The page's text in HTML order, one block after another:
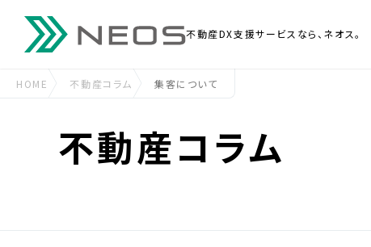
不動産DX支援サービスなら、ネオス。
HOME 不動産コラム 集客について
不動産コラム